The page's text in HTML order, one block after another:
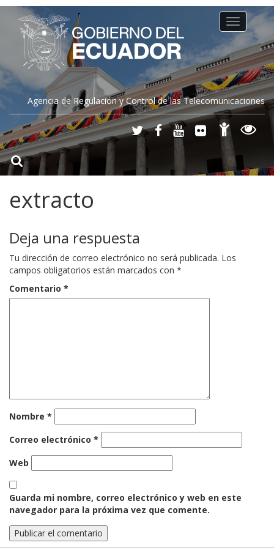
Agencia de Regulación y Control de las Telecomunicaciones
Toggle
navigation
extracto
Deja una respuesta
Tu dirección de correo electrónico no será publicada. Los
campos obligatorios están marcados con *
Comentario *
Nombre *
Correo electrónico *
Web
Guarda mi nombre, correo electrónico y web en este
navegador para la próxima vez que comente.